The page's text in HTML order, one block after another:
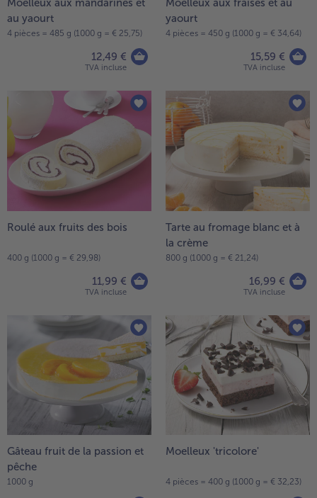
- 5 € à l’achat de 7 menus au choix
Moelleux aux mandarines et
au yaourt
4 pièces = 485 g (1000 g = € 25,75)
12,49 €
TVA incluse
Moelleux aux fraises et au
yaourt
4 pièces = 450 g (1000 g = € 34,64)
15,59 €
TVA incluse
Roulé aux fruits des bois
400 g (1000 g = € 29,98)
11,99 €
TVA incluse
Tarte au fromage blanc et à
la crème
800 g (1000 g = € 21,24)
16,99 €
TVA incluse
Gâteau fruit de la passion et
pêche
1000 g
Moelleux 'tricolore'
4 pièces = 400 g (1000 g = € 32,23)